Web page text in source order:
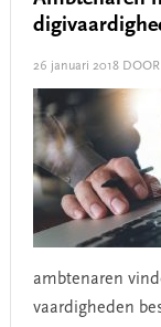
26 januari 2018DOOR
ambtenaren
vaardigheden